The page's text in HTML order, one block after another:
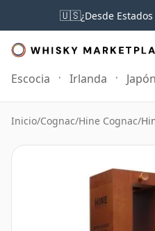
🇺🇸¿Desde
Escocia Irlanda Japón
Inicio/Cognac/Hine Cognac/